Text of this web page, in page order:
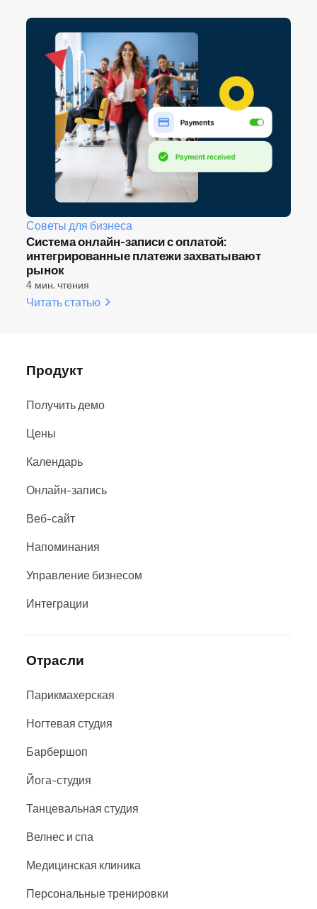
Советы для бизнеса
Система онлайн-записи с оплатой:
интегрированные платежи захватывают
рынок
4 мин. чтения
Читать статью
Продукт
Получить демо
Цены
Календарь
Онлайн-запись
Веб-сайт
Напоминания
Управление бизнесом
Интеграции
Отрасли
Парикмахерская
Ногтевая студия
Барбершоп
Йога-студия
Танцевальная студия
Велнес и спа
Медицинская клиника
Персональные тренировки